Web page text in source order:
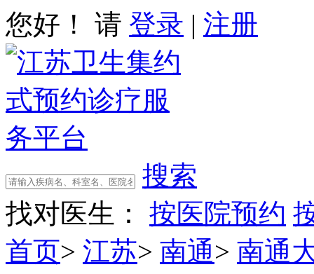
您好！ 请 登录 | 注册
搜索
找对医生：
按医院预约
首页> 江苏> 南通> 南通